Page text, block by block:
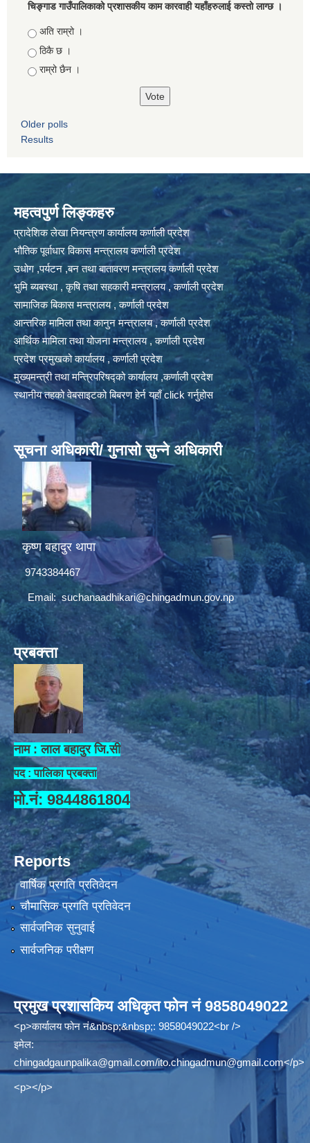
चिङ्गाड गाउँपालिकाको प्रशासकीय काम कारवाही यहाँहरुलाई कस्तो लाग्छ ।
Choices
अति राम्रो ।
ठिकै छ ।
राम्रो छैन ।
Older polls
Results
महत्वपुर्ण लिङ्कहरु
प्रादेशिक लेखा नियन्त्रण कार्यालय कर्णाली प्रदेश
भौतिक पूर्वाधार विकास मन्त्रालय कर्णाली प्रदेश
उधोग ,पर्यटन ,बन तथा बातावरण मन्त्रालय कर्णाली प्रदेश
भुमि ब्यबस्था , कृषि तथा सहकारी मन्त्रालय , कर्णाली प्रदेश
सामाजिक बिकास मन्त्रालय , कर्णाली प्रदेश
आन्तरिक मामिला तथा कानुन मन्त्रालय , कर्णाली प्रदेश
आर्थिक मामिला तथा योजना मन्त्रालय , कर्णाली प्रदेश
प्रदेश प्रमुखको कार्यालय , कर्णाली प्रदेश
मुख्यमन्त्री तथा मन्त्रिपरिषद्को कार्यालय ,कर्णाली प्रदेश
स्थानीय तहको वेबसाइटको बिबरण हेर्न यहाँ click गर्नुहोस
सूचना अधिकारी/ गुनासो सुन्ने अधिकारी
कृष्ण बहादुर थापा
9743384467
Email:suchanaadhikari@chingadmun.gov.np
प्रबक्त्ता
नाम : लाल बहादुर जि.सी
पद : पालिका प्रबक्ता
मो.नं: 9844861804
Reports
वार्षिक प्रगति प्रतिवेदन
चौमासिक प्रगति प्रतिवेदन
सार्वजनिक सुनुवाई
सार्वजनिक परीक्षण
प्रमुख प्रशासकिय अधिकृत फोन नं 9858049022
<p>कार्यालय फोन नं&nbsp;&nbsp;: 9858049022<br />
इमेल:
chingadgaunpalika@gmail.com/ito.chingadmun@gmail.com</p>
<p></p>